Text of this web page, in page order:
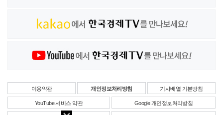
이용약관 개인정보처리방침 기사배열 기본방침
YouTube 서비스 약관 Google 개인정보처리방침